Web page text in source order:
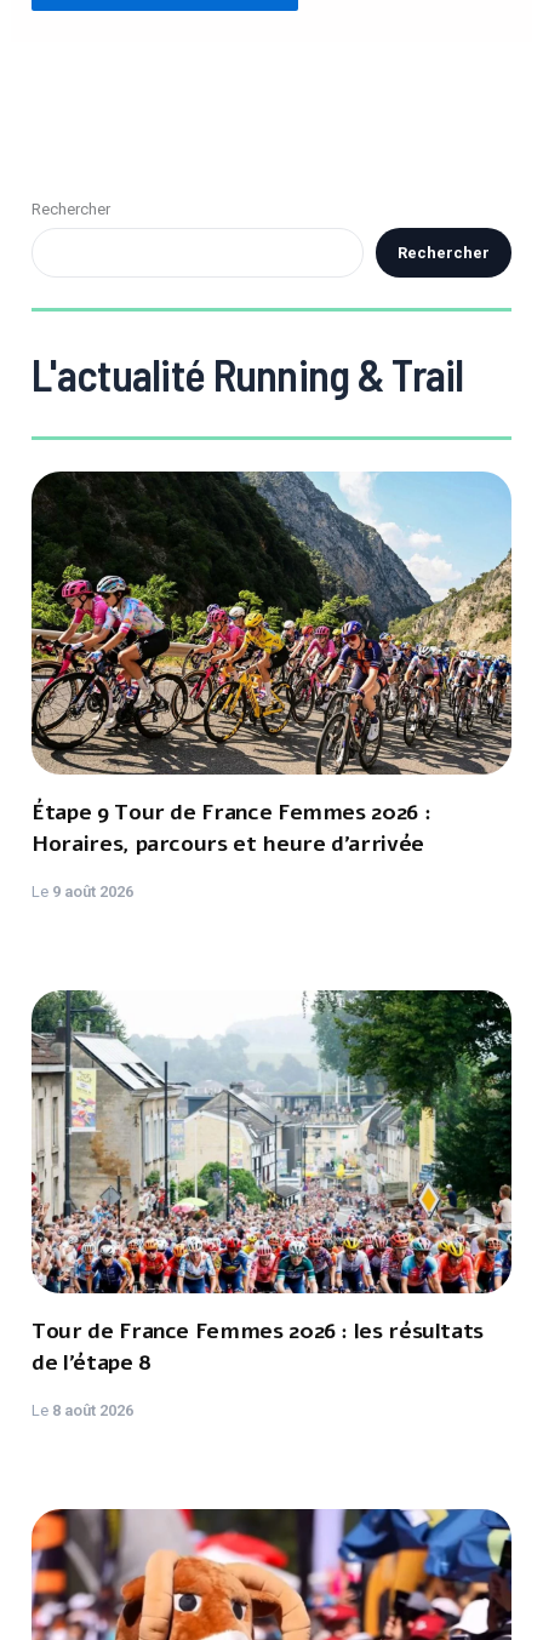
Rechercher
Rechercher
L'actualité Running & Trail
Étape 9 Tour de France Femmes 2026 :
Horaires, parcours et heure d’arrivée
Le 9 août 2026
Tour de France Femmes 2026 : les résultats
de l’étape 8
Le 8 août 2026